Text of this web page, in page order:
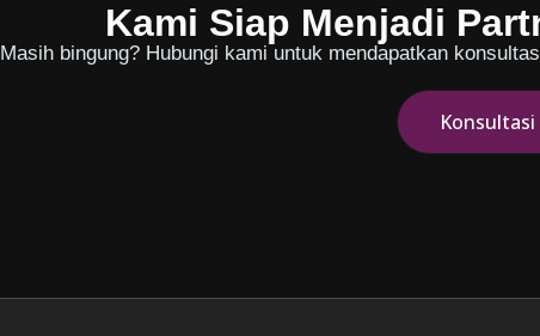
Kami Siap Menjadi
Masih bingung? Hubungi kami untuk mendapatkan
Konsultasi